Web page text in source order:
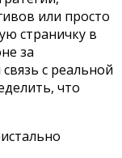
или просто
страничку в
за
с реальной
что